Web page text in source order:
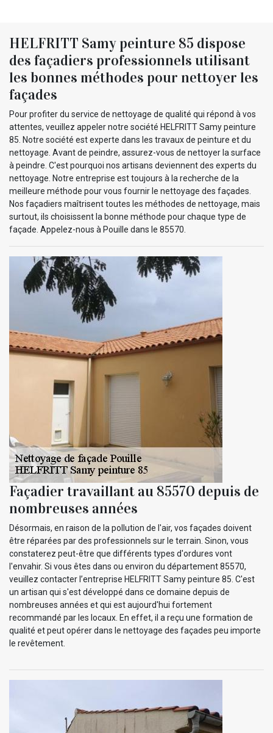
HELFRITT Samy peinture 85 dispose
des façadiers professionnels utilisant
les bonnes méthodes pour nettoyer les
façades
Pour profiter du service de nettoyage de qualité qui répond à vos
attentes, veuillez appeler notre société HELFRITT Samy peinture
85. Notre société est experte dans les travaux de peinture et du
nettoyage. Avant de peindre, assurez-vous de nettoyer la surface
à peindre. C'est pourquoi nos artisans deviennent des experts du
nettoyage. Notre entreprise est toujours à la recherche de la
meilleure méthode pour vous fournir le nettoyage des façades.
Nos façadiers maîtrisent toutes les méthodes de nettoyage, mais
surtout, ils choisissent la bonne méthode pour chaque type de
façade. Appelez-nous à Pouille dans le 85570.
Façadier travaillant au 85570 depuis de
nombreuses années
Désormais, en raison de la pollution de l'air, vos façades doivent
être réparées par des professionnels sur le terrain. Sinon, vous
constaterez peut-être que différents types d'ordures vont
l'envahir. Si vous êtes dans ou environ du département 85570,
veuillez contacter l’entreprise HELFRITT Samy peinture 85. C'est
un artisan qui s'est développé dans ce domaine depuis de
nombreuses années et qui est aujourd'hui fortement
recommandé par les locaux. En effet, il a reçu une formation de
qualité et peut opérer dans le nettoyage des façades peu importe
le revêtement.